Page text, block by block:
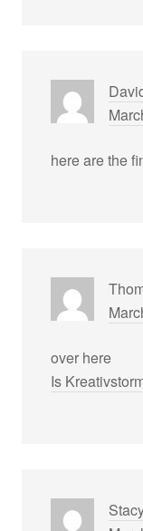
here are the
over here
Is